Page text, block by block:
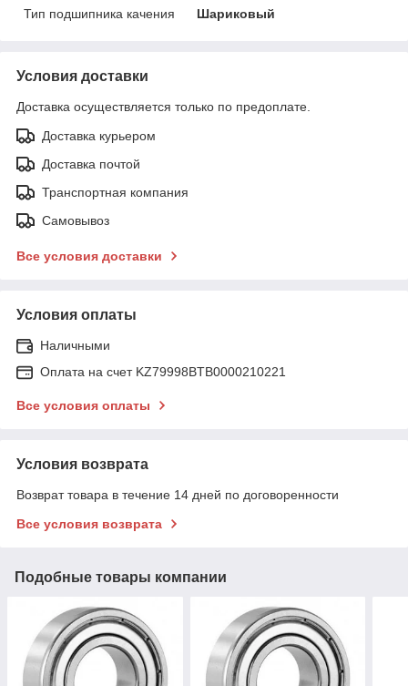
Тип подшипника качения
Шариковый
Условия доставки
Доставка осуществляется только по предоплате.
Доставка курьером
Доставка почтой
Транспортная компания
Самовывоз
Все условия доставки
Условия оплаты
Наличными
Оплата на счет KZ79998BTB0000210221
Все условия оплаты
Условия возврата
Возврат товара в течение 14 дней по договоренности
Все условия возврата
Подобные товары компании